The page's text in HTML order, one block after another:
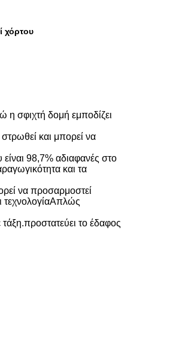
χόρτου
η σφιχτή δομή εμποδίζει
και μπορεί να
98,7% αδιαφανές στο
και τα
να προσαρμοστεί
τεχνολογίαΑπλώς
το έδαφος